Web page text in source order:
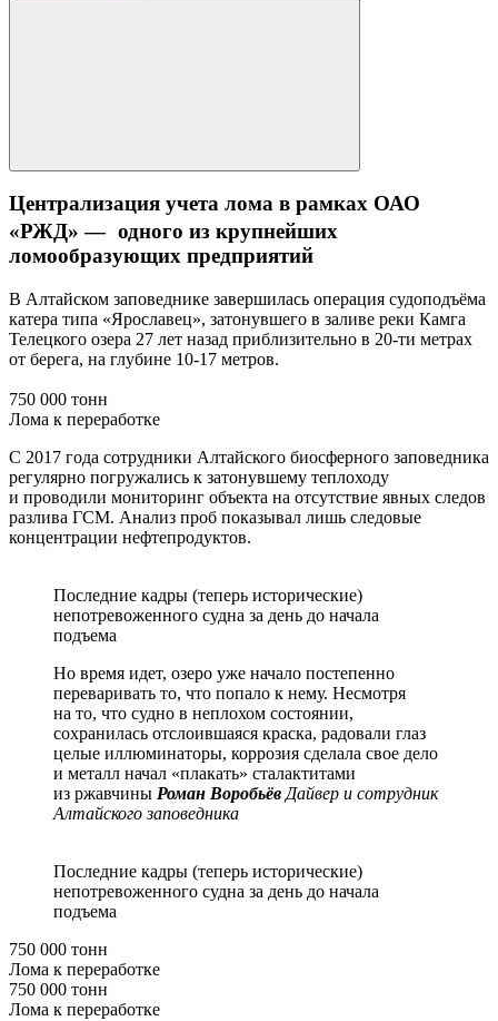
Централизация учета лома в рамках ОАО
«РЖД» — одного из крупнейших
ломообразующих предприятий
В Алтайском заповеднике завершилась операция судоподъёма
катера типа «Ярославец», затонувшего в заливе реки Камга
Телецкого озера 27 лет назад приблизительно в 20-ти метрах
от берега, на глубине 10-17 метров.
750 000 тонн
Лома к переработке
С 2017 года сотрудники Алтайского биосферного заповедника
регулярно погружались к затонувшему теплоходу
и проводили мониторинг объекта на отсутствие явных следов
разлива ГСМ. Анализ проб показывал лишь следовые
концентрации нефтепродуктов.
Последние кадры (теперь исторические)
непотревоженного судна за день до начала
подъема
Но время идет, озеро уже начало постепенно
переваривать то, что попало к нему. Несмотря
на то, что судно в неплохом состоянии,
сохранилась отслоившаяся краска, радовали глаз
целые иллюминаторы, коррозия сделала свое дело
и металл начал «плакать» сталактитами
из ржавчины Роман Воробьёв Дайвер и сотрудник
Алтайского заповедника
Последние кадры (теперь исторические)
непотревоженного судна за день до начала
подъема
750 000 тонн
Лома к переработке
750 000 тонн
Лома к переработке